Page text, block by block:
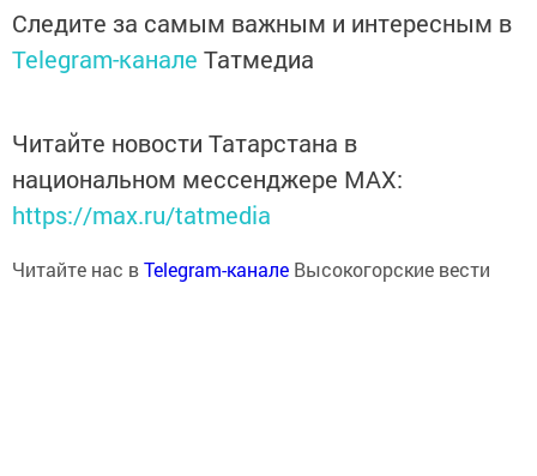
Следите за самым важным и интересным в
Telegram-канале Татмедиа
Читайте новости Татарстана в
национальном мессенджере MАХ:
https://max.ru/tatmedia
Читайте нас вTelegram-канале Высокогорские вести